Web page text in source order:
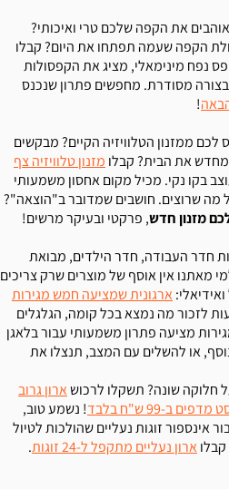
אוהבים את הקפה שלכם טרי ואיכותי?
הקפה שעמה תפתחו את היום? קבלו
נפח מינימאלי, מציג את הקפסולות
בצורה מסודרת. מחפשים פתרון שנכנס
!
לכם ממזנון הטלוויזיה הקיים? מבקשים
מחדש את הבית? קבלו מזנון טלוויזיה צף
בקו נקי. מכיל מקום אחסון משמעותי
מה שרוצים. חושבים שמדובר ב"הוצאה"?
, פרקטי ובעיקר מרשים!
חדר העבודה, חדר הילדים, מבואת
מאתנו אין אוסף של מוצרים שרק צריכים
ארגונית שמציעה חמש מגירות
לזכור מה נמצא בכל קומה, הגלגלים
מציעה פתרון משמעותי עבור בלאגן
או להשלים עם המצב, תנצלו את
חלוקה שונה? תשקלו לרכושארון גרוב
מדפים ב-99 ש"ח בלבד
! נשמע טוב,
אינספור זוגות נעליים שהולכות לטיול
ארון נעליים מתקפל ל-24 זוגות
.